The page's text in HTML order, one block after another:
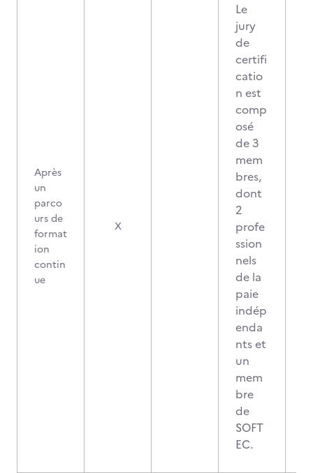
Après
un
parco
urs de
format
ion
contin
ue
X
Le
jury
de
certifi
catio
n est
comp
osé
de 3
mem
bres,
dont
2
profe
ssion
nels
de la
paie
indép
enda
nts et
un
mem
bre
de
SOFT
EC.